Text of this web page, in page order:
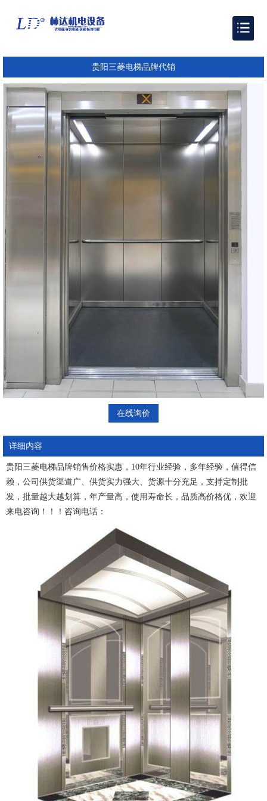
贵阳三菱电梯品牌代销
在线询价
详细内容
贵阳三菱电梯品牌销售价格实惠，10年行业经验，多年经验，值得信
赖，公司供货渠道广、供货实力强大、货源十分充足，支持定制批
发，批量越大越划算，年产量高，使用寿命长，品质高价格优，欢迎
来电咨询！！！咨询电话：